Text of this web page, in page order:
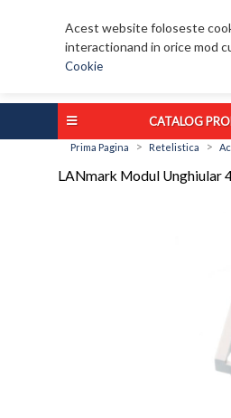
Acest website foloseste
interactionand in orice mod
Cookie
CATALOG
Prima Pagina > Retelistica >
LANmark Modul Unghiular